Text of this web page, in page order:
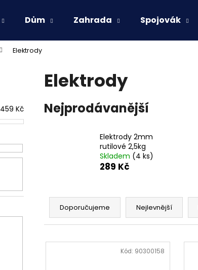
Dům Zahrada Spojovák
Elektrody
459 Kč
Elektrody
Nejprodávanější
Elektrody 2mm
rutilové 2,5kg
Skladem (4 ks)
289 Kč
Ř
z
Doporučujeme Nejlevnější
V
Kód: 90300158
Doporučujeme